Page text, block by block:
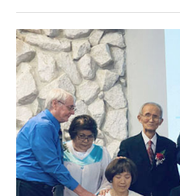
미국
발행인칼럼
김명열칼럼
이명덕칼럼
김선옥칼럼
김원동칼럼
건강
본보특집
100인선/독자광장
100인선
독자광장
여행
인근여행지
인터뷰/탐방